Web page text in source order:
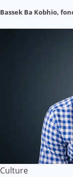
Bassek Ba Kobhio,
Culture